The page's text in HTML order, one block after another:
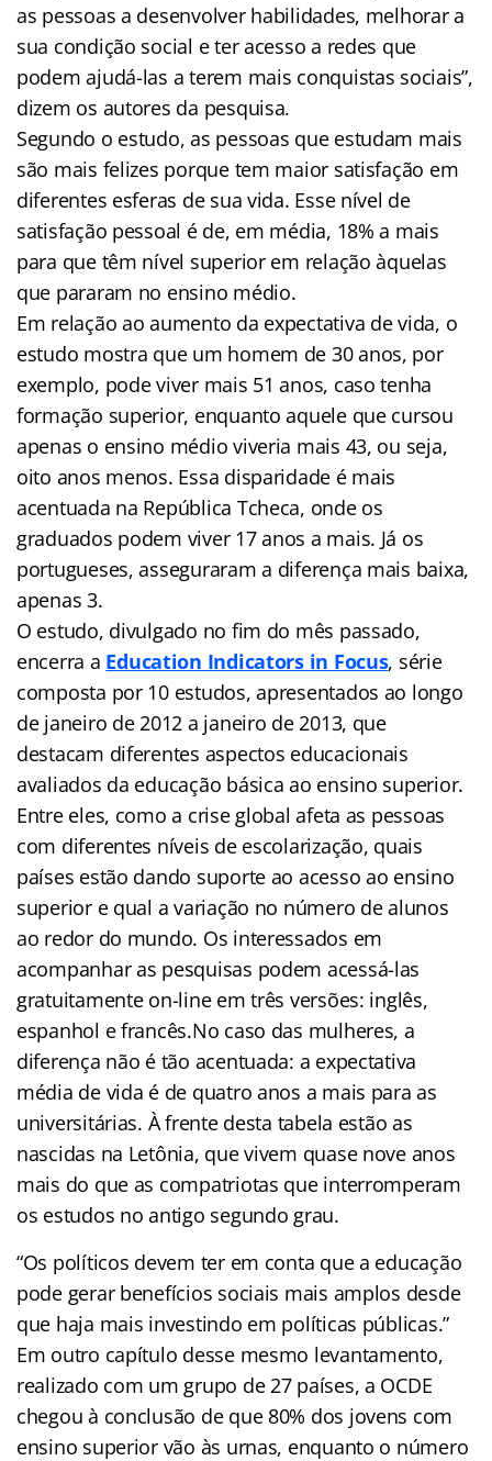
as pessoas a desenvolver habilidades, melhorar a
sua condição social e ter acesso a redes que
podem ajudá-las a terem mais conquistas sociais”,
dizem os autores da pesquisa.
Segundo o estudo, as pessoas que estudam mais
são mais felizes porque tem maior satisfação em
diferentes esferas de sua vida. Esse nível de
satisfação pessoal é de, em média, 18% a mais
para que têm nível superior em relação àquelas
que pararam no ensino médio.
Em relação ao aumento da expectativa de vida, o
estudo mostra que um homem de 30 anos, por
exemplo, pode viver mais 51 anos, caso tenha
formação superior, enquanto aquele que cursou
apenas o ensino médio viveria mais 43, ou seja,
oito anos menos. Essa disparidade é mais
acentuada na República Tcheca, onde os
graduados podem viver 17 anos a mais. Já os
portugueses, asseguraram a diferença mais baixa,
apenas 3.
O estudo, divulgado no fim do mês passado,
encerra a Education Indicators in Focus, série
composta por 10 estudos, apresentados ao longo
de janeiro de 2012 a janeiro de 2013, que
destacam diferentes aspectos educacionais
avaliados da educação básica ao ensino superior.
Entre eles, como a crise global afeta as pessoas
com diferentes níveis de escolarização, quais
países estão dando suporte ao acesso ao ensino
superior e qual a variação no número de alunos
ao redor do mundo. Os interessados em
acompanhar as pesquisas podem acessá-las
gratuitamente on-line em três versões: inglês,
espanhol e francês.No caso das mulheres, a
diferença não é tão acentuada: a expectativa
média de vida é de quatro anos a mais para as
universitárias. À frente desta tabela estão as
nascidas na Letônia, que vivem quase nove anos
mais do que as compatriotas que interromperam
os estudos no antigo segundo grau.
“Os políticos devem ter em conta que a educação
pode gerar benefícios sociais mais amplos desde
que haja mais investindo em políticas públicas.”
Em outro capítulo desse mesmo levantamento,
realizado com um grupo de 27 países, a OCDE
chegou à conclusão de que 80% dos jovens com
ensino superior vão às urnas, enquanto o número